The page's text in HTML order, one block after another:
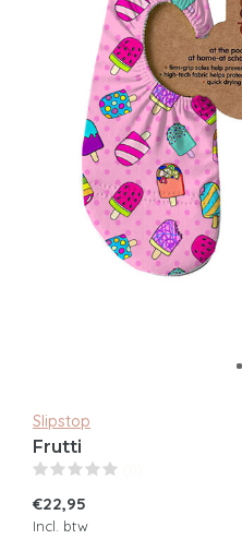
Slipstop
Frutti
€22,95
Incl. btw